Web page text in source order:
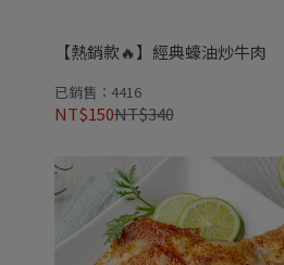
【熱銷款🔥】經典蠔油炒牛肉
已銷售：4416
NT$150NT$340